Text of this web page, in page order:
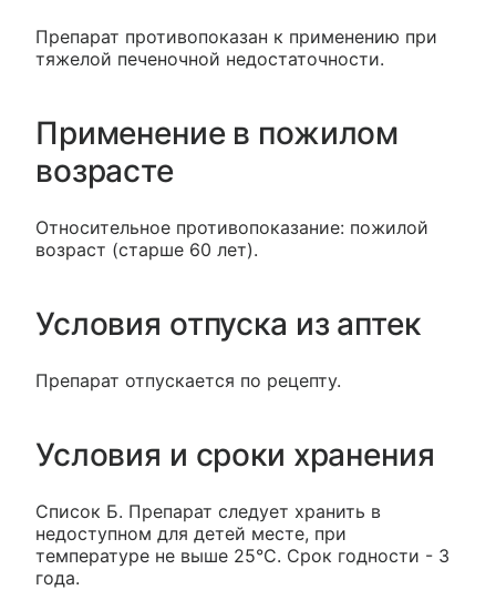
Препарат противопоказан к применению при
тяжелой печеночной недостаточности.
Применение в пожилом
возрасте
Относительное противопоказание: пожилой
возраст (старше 60 лет).
Условия отпуска из аптек
Препарат отпускается по рецепту.
Условия и сроки хранения
Список Б. Препарат следует хранить в
недоступном для детей месте, при
температуре не выше 25°С. Срок годности - 3
года.